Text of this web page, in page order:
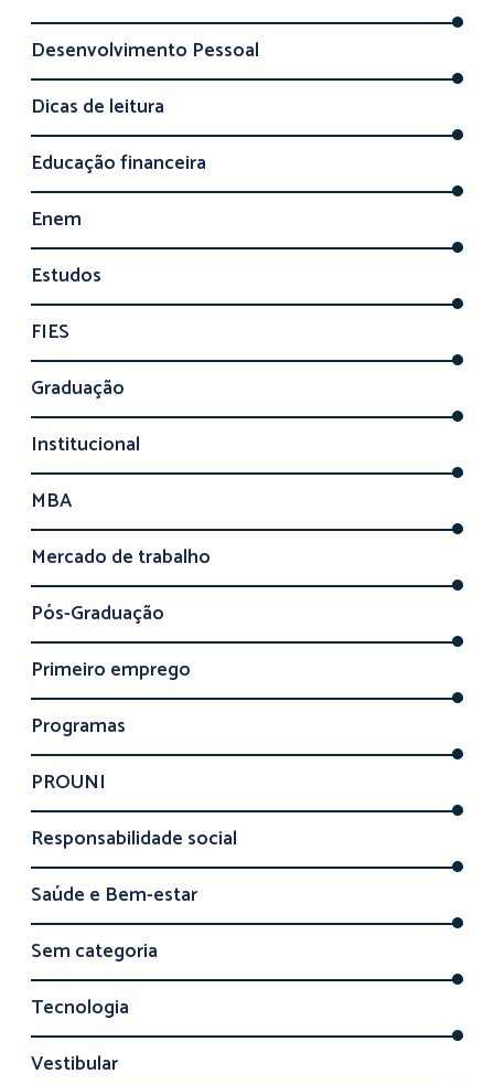
Desenvolvimento Pessoal
Dicas de leitura
Educação financeira
Enem
Estudos
FIES
Graduação
Institucional
MBA
Mercado de trabalho
Pós-Graduação
Primeiro emprego
Programas
PROUNI
Responsabilidade social
Saúde e Bem-estar
Sem categoria
Tecnologia
Vestibular